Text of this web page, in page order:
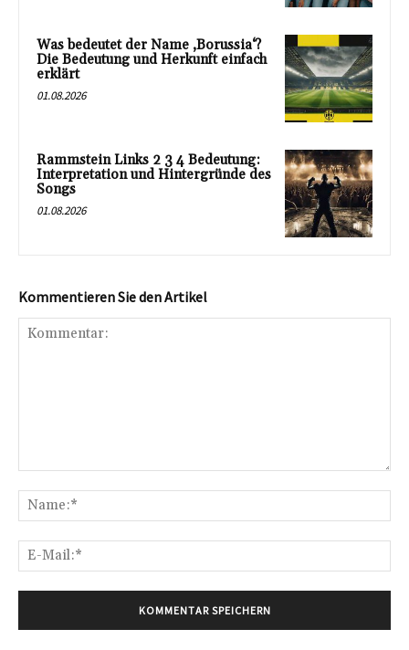
Was bedeutet der Name ‚Borussia‘?
Die Bedeutung und Herkunft einfach
erklärt
01.08.2026
Rammstein Links 2 3 4 Bedeutung:
Interpretation und Hintergründe des
Songs
01.08.2026
Kommentieren Sie den Artikel